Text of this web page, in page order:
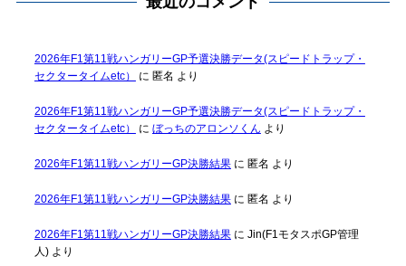
2026年F1第11戦ハンガリーGP予選決勝データ(スピードトラップ・
セクタータイムetc）
に 匿名 より
2026年F1第11戦ハンガリーGP予選決勝データ(スピードトラップ・
セクタータイムetc）
に ぼっちのアロンソくん より
2026年F1第11戦ハンガリーGP決勝結果に 匿名 より
2026年F1第11戦ハンガリーGP決勝結果に 匿名 より
2026年F1第11戦ハンガリーGP決勝結果に Jin(F1モタスポGP管理
人)より